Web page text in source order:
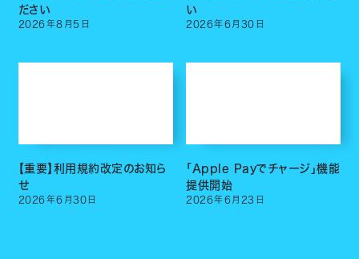
ださい
2026年8 月 5 日
い
2026年6月 30 日
【重要】利用規約改定のお知ら
せ
2026年6 月 30 日
「Apple Payでチャージ」機能
提供開始
2026年6 月 23 日